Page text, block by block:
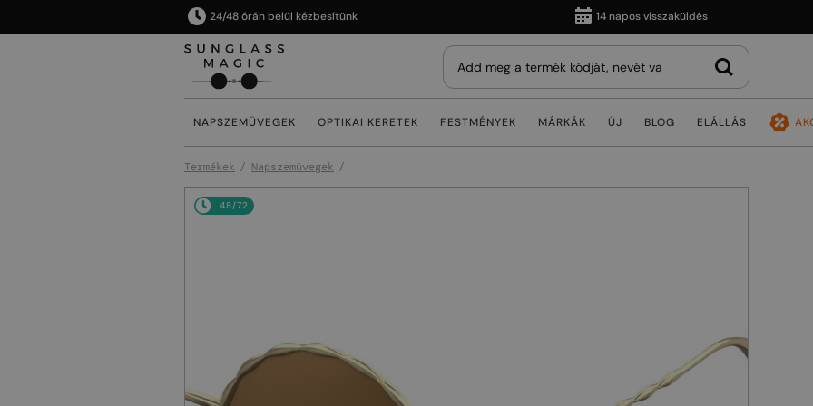
24/48 órán belül kézbesítünk 14 napos visszaküldés
NAPSZEMÜVEGEK OPTIKAI KERETEK FESTMÉNYEK MÁRKÁK ÚJ BLOG ELÁLLÁS
Termékek Napszemüvegek
48/72